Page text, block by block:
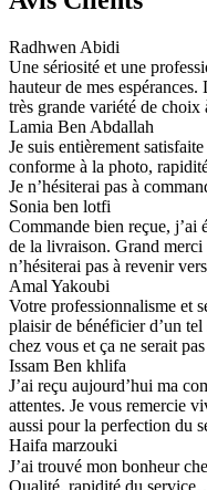
Radhwen Abidi
Une sériosité et une
hauteur de mes
très grande variété de choix
Lamia Ben Abdallah
Je suis entièrement
conforme à la photo,
Je n’hésiterai pas à
Sonia ben lotfi
Commande bien reçue, j’ai
de la livraison. Grand
n’hésiterai pas à revenir
Amal Yakoubi
Votre professionnalisme et
plaisir de bénéficier d’un
chez vous et ça ne serait
Issam Ben khlifa
J’ai reçu aujourd’hui ma
attentes. Je vous remercie
aussi pour la perfection du
Haifa marzouki
J’ai trouvé mon bonheur
Qualité, rapidité du